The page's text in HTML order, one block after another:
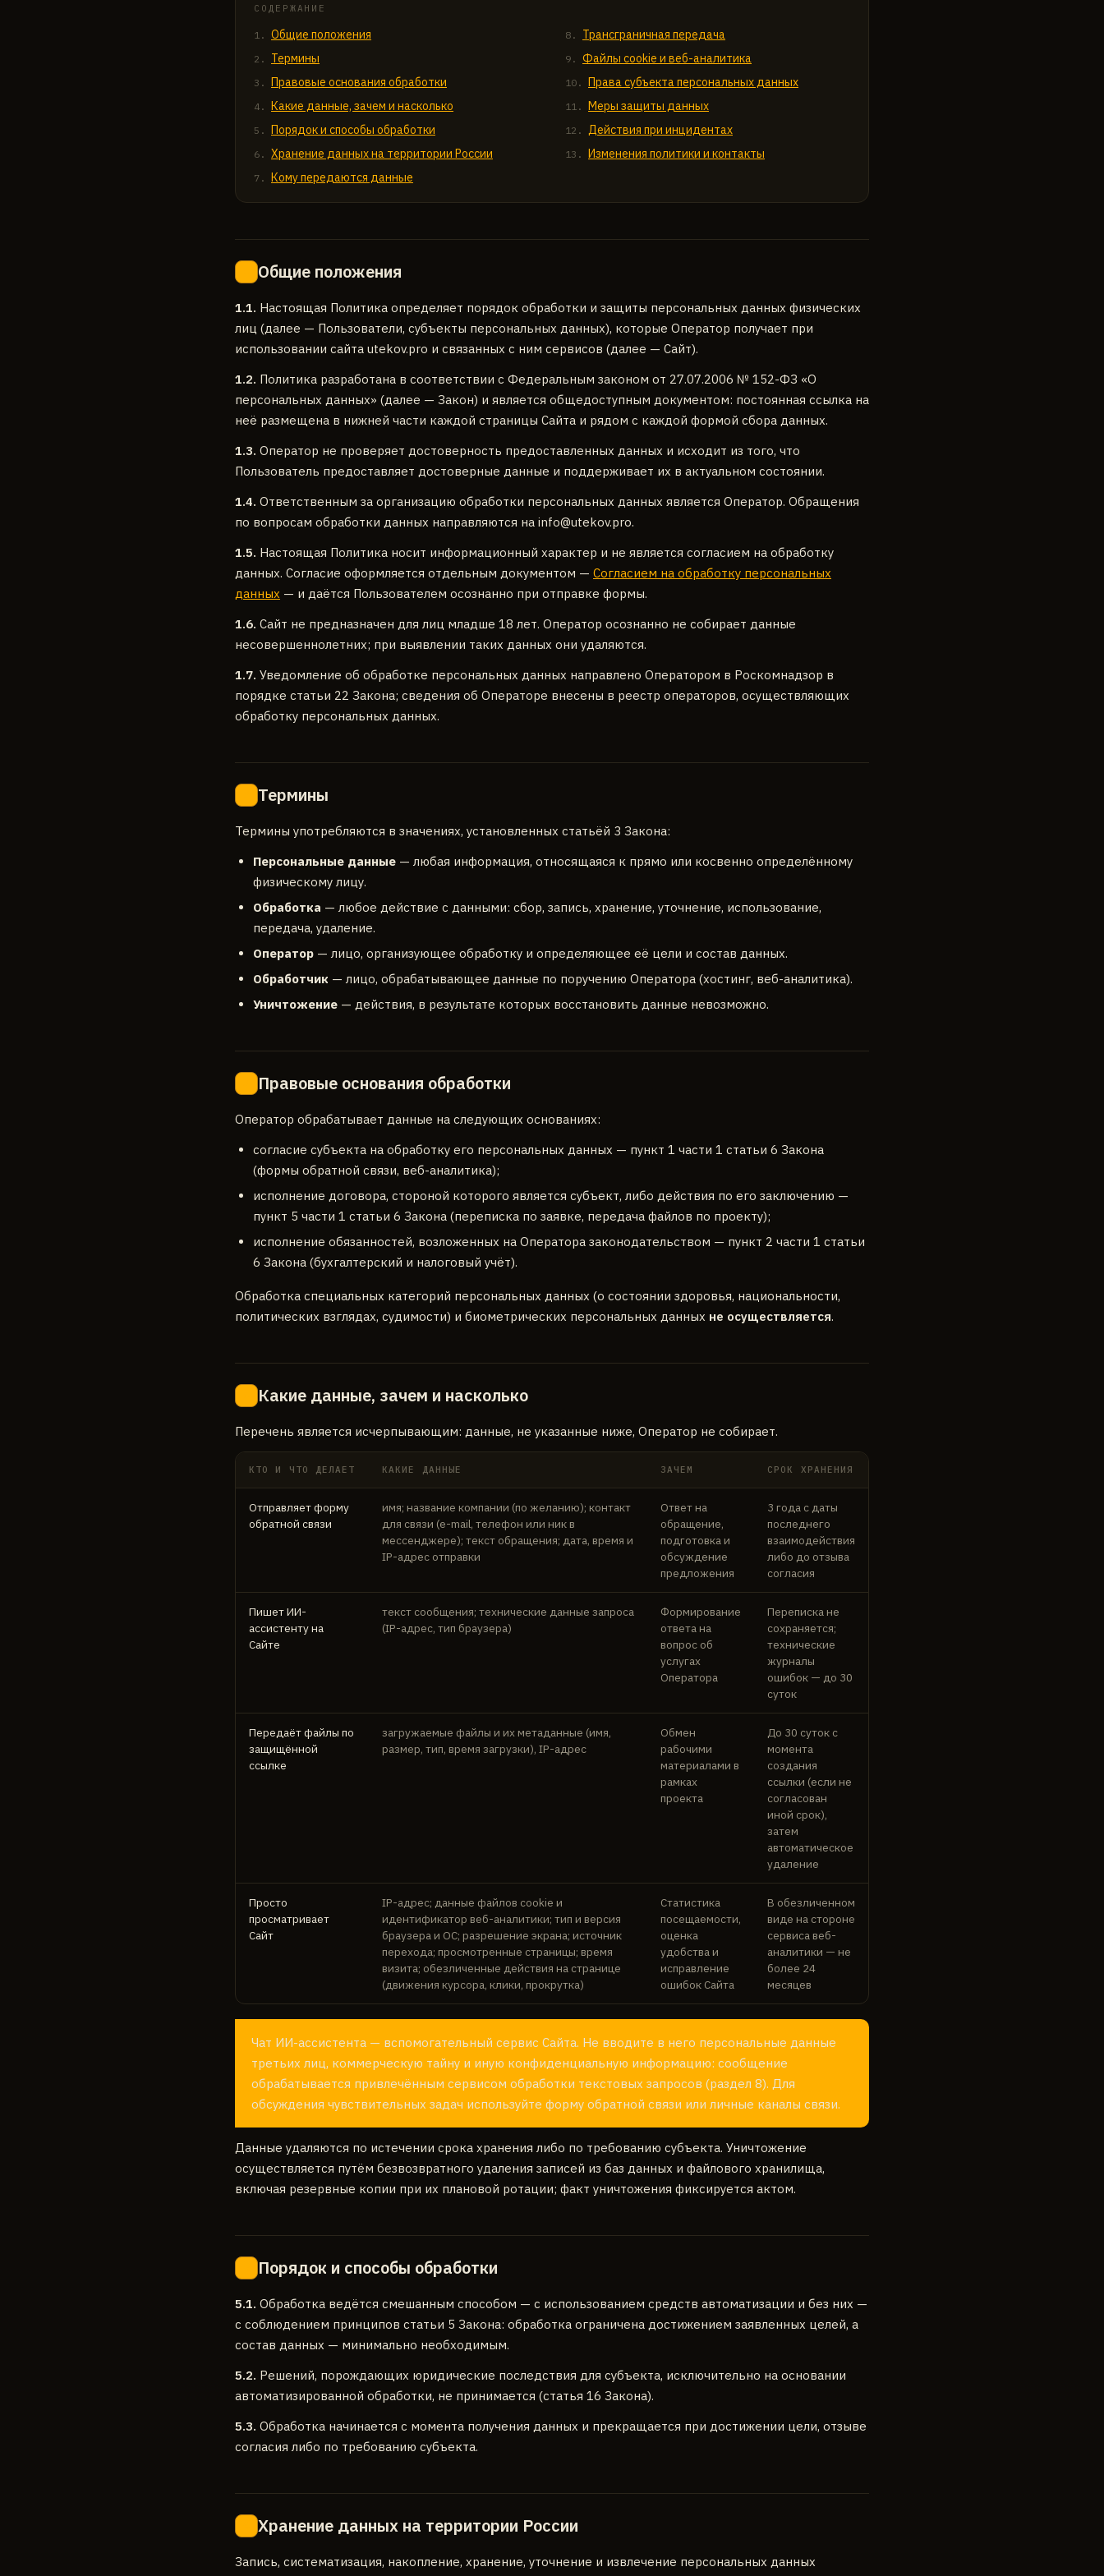
СОДЕРЖАНИЕ
Общие положения
Термины
Правовые основания обработки
Какие данные, зачем и насколько
Порядок и способы обработки
Хранение данных на территории России
Кому передаются данные
Трансграничная передача
Файлы cookie и веб-аналитика
Права субъекта персональных данных
Меры защиты данных
Действия при инцидентах
Изменения политики и контакты
Общие положения
1.1. Настоящая Политика определяет порядок обработки и защиты персональных данных физических
лиц (далее — Пользователи, субъекты персональных данных), которые Оператор получает при
использовании сайта utekov.pro и связанных с ним сервисов (далее — Сайт).
1.2. Политика разработана в соответствии с Федеральным законом от 27.07.2006 № 152-ФЗ «О
персональных данных» (далее — Закон) и является общедоступным документом: постоянная ссылка на
неё размещена в нижней части каждой страницы Сайта и рядом с каждой формой сбора данных.
1.3. Оператор не проверяет достоверность предоставленных данных и исходит из того, что
Пользователь предоставляет достоверные данные и поддерживает их в актуальном состоянии.
1.4. Ответственным за организацию обработки персональных данных является Оператор. Обращения
по вопросам обработки данных направляются на info@utekov.pro.
1.5. Настоящая Политика носит информационный характер и не является согласием на обработку
данных. Согласие оформляется отдельным документом — Согласием на обработку персональных
данных — и даётся Пользователем осознанно при отправке формы.
1.6. Сайт не предназначен для лиц младше 18 лет. Оператор осознанно не собирает данные
несовершеннолетних; при выявлении таких данных они удаляются.
1.7. Уведомление об обработке персональных данных направлено Оператором в Роскомнадзор в
порядке статьи 22 Закона; сведения об Операторе внесены в реестр операторов, осуществляющих
обработку персональных данных.
Термины
Термины употребляются в значениях, установленных статьёй 3 Закона:
Персональные данные — любая информация, относящаяся к прямо или косвенно определённому
физическому лицу.
Обработка — любое действие с данными: сбор, запись, хранение, уточнение, использование,
передача, удаление.
Оператор — лицо, организующее обработку и определяющее её цели и состав данных.
Обработчик — лицо, обрабатывающее данные по поручению Оператора (хостинг, веб-аналитика).
Уничтожение — действия, в результате которых восстановить данные невозможно.
Правовые основания обработки
Оператор обрабатывает данные на следующих основаниях:
согласие субъекта на обработку его персональных данных — пункт 1 части 1 статьи 6 Закона
(формы обратной связи, веб-аналитика);
исполнение договора, стороной которого является субъект, либо действия по его заключению —
пункт 5 части 1 статьи 6 Закона (переписка по заявке, передача файлов по проекту);
исполнение обязанностей, возложенных на Оператора законодательством — пункт 2 части 1 статьи
6 Закона (бухгалтерский и налоговый учёт).
Обработка специальных категорий персональных данных (о состоянии здоровья, национальности,
политических взглядах, судимости) и биометрических персональных данных не осуществляется.
Какие данные, зачем и насколько
Перечень является исчерпывающим: данные, не указанные ниже, Оператор не собирает.
КТО И ЧТО ДЕЛАЕТ КАКИЕ ДАННЫЕ ЗАЧЕМ СРОК ХРАНЕНИЯ
Отправляет форму
обратной связи
имя; название компании (по желанию); контакт
для связи (e-mail, телефон или ник в
мессенджере); текст обращения; дата, время и
IP-адрес отправки
Ответ на
обращение,
подготовка и
обсуждение
предложения
3 года с даты
последнего
взаимодействия
либо до отзыва
согласия
Пишет ИИ-
ассистенту на
Сайте
текст сообщения; технические данные запроса
(IP-адрес, тип браузера)
Формирование
ответа на
вопрос об
услугах
Оператора
Переписка не
сохраняется;
технические
журналы
ошибок — до 30
суток
Передаёт файлы по
защищённой
ссылке
загружаемые файлы и их метаданные (имя,
размер, тип, время загрузки), IP-адрес
Обмен
рабочими
материалами в
рамках
проекта
До 30 суток с
момента
создания
ссылки (если не
согласован
иной срок),
затем
автоматическое
удаление
Просто
просматривает
Сайт
IP-адрес; данные файлов cookie и
идентификатор веб-аналитики; тип и версия
браузера и ОС; разрешение экрана; источник
перехода; просмотренные страницы; время
визита; обезличенные действия на странице
(движения курсора, клики, прокрутка)
Статистика
посещаемости,
оценка
удобства и
исправление
ошибок Сайта
В обезличенном
виде на стороне
сервиса веб-
аналитики — не
более 24
месяцев
Чат ИИ-ассистента — вспомогательный сервис Сайта. Не вводите в него персональные данные
третьих лиц, коммерческую тайну и иную конфиденциальную информацию: сообщение
обрабатывается привлечённым сервисом обработки текстовых запросов (раздел 8). Для
обсуждения чувствительных задач используйте форму обратной связи или личные каналы связи.
Данные удаляются по истечении срока хранения либо по требованию субъекта. Уничтожение
осуществляется путём безвозвратного удаления записей из баз данных и файлового хранилища,
включая резервные копии при их плановой ротации; факт уничтожения фиксируется актом.
Порядок и способы обработки
5.1. Обработка ведётся смешанным способом — с использованием средств автоматизации и без них —
с соблюдением принципов статьи 5 Закона: обработка ограничена достижением заявленных целей, а
состав данных — минимально необходимым.
5.2. Решений, порождающих юридические последствия для субъекта, исключительно на основании
автоматизированной обработки, не принимается (статья 16 Закона).
5.3. Обработка начинается с момента получения данных и прекращается при достижении цели, отзыве
согласия либо по требованию субъекта.
Хранение данных на территории России
Запись, систематизация, накопление, хранение, уточнение и извлечение персональных данных